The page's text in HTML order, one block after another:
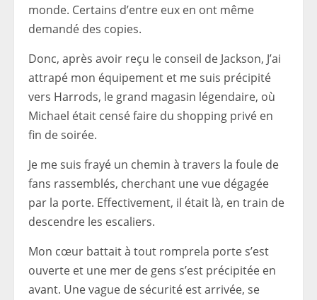
monde. Certains d’entre eux en ont même
demandé des copies.
Donc, après avoir reçu le conseil de Jackson, J’ai
attrapé mon équipement et me suis précipité
vers Harrods, le grand magasin légendaire, où
Michael était censé faire du shopping privé en
fin de soirée.
Je me suis frayé un chemin à travers la foule de
fans rassemblés, cherchant une vue dégagée
par la porte. Effectivement, il était là, en train de
descendre les escaliers.
Mon cœur battait à tout romprela porte s’est
ouverte et une mer de gens s’est précipitée en
avant. Une vague de sécurité est arrivée, se